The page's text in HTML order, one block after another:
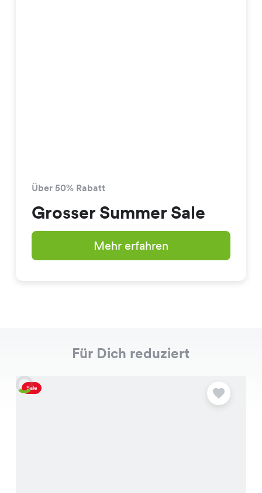
Über 50% Rabatt
Grosser Summer Sale
Mehr erfahren
Für Dich reduziert
Sale